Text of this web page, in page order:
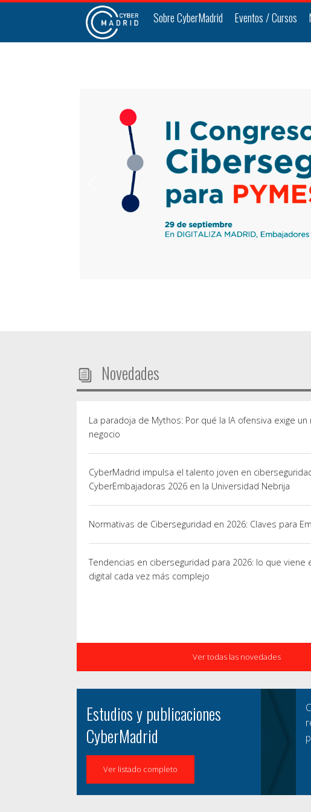
Sobre CyberMadrid Eventos / Cursos
Novedades
La paradoja de Mythos: Por qué la IA ofensiva exige
negocio
CyberMadrid impulsa el talento joven en
CyberEmbajadoras 2026 en la Universidad Nebrija
Normativas de Ciberseguridad en 2026: Claves para
Tendencias en ciberseguridad para 2026: lo que viene
digital cada vez más complejo
Ver todas las novedades
Estudios y publicaciones
CyberMadrid
Ver listado completo